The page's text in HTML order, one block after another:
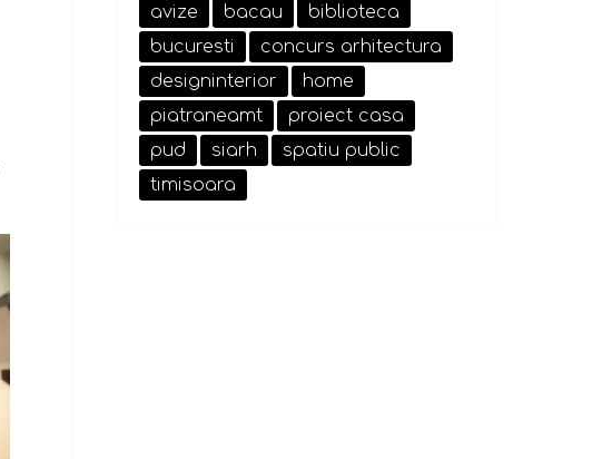
avize
bacau
biblioteca
bucuresti
concurs arhitectura
designinterior
home
piatraneamt
proiect casa
pud
siarh
spatiu public
timisoara